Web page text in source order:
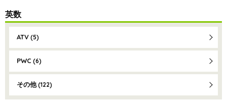
英数
ATV (5)
PWC (6)
その他 (122)